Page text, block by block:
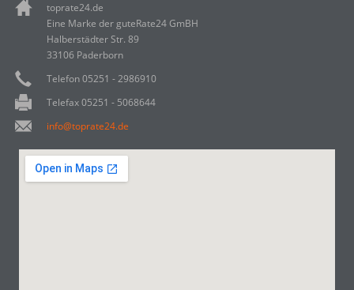
toprate24.de
Eine Marke der guteRate24 GmBH
Halberstädter Str. 89
33106 Paderborn
Telefon 05251 - 2986910
Telefax 05251 - 5068644
info@toprate24.de